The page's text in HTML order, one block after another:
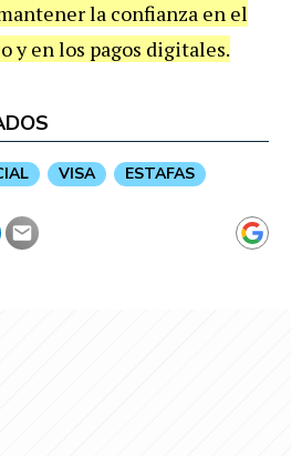
la confianza en el
y en los pagos digitales.
VISA ESTAFAS